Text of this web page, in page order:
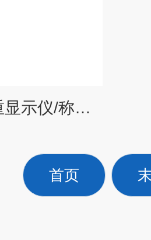
GGD-330称重显示仪/称重控制仪/称重显示器,KN，上海华东电子仪器厂
首页